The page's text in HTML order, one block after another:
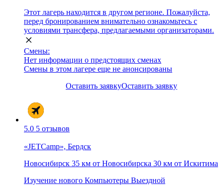
Этот лагерь находится в другом регионе. Пожалуйста,
перед бронированием внимательно ознакомьтесь с
условиями трансфера, предлагаемыми организаторами.
Смены:
Нет информации о предстоящих сменах
Смены в этом лагере еще не анонсированы
Оставить заявкуОставить заявку
5.0 5 отзывов
«JETCamp», Бердск
Новосибирск 35 км от Новосибирска 30 км от Искитима
Изучение нового Компьютеры Выездной